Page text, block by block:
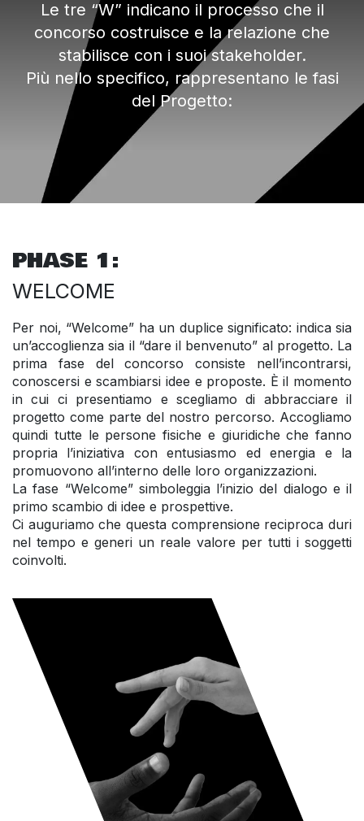
Le tre “W” indicano il processo che il
concorso costruisce e la relazione che
stabilisce con i suoi stakeholder.
Più nello specifico, rappresentano le fasi
del Progetto:
PHASE 1:
WELCOME
Per noi, “Welcome” ha un duplice significato: indica sia
un’accoglienza sia il “dare il benvenuto” al progetto. La
prima fase del concorso consiste nell’incontrarsi,
conoscersi e scambiarsi idee e proposte. È il momento
in cui ci presentiamo e scegliamo di abbracciare il
progetto come parte del nostro percorso. Accogliamo
quindi tutte le persone fisiche e giuridiche che fanno
propria l’iniziativa con entusiasmo ed energia e la
promuovono all’interno delle loro organizzazioni.
La fase “Welcome” simboleggia l’inizio del dialogo e il
primo scambio di idee e prospettive.
Ci auguriamo che questa comprensione reciproca duri
nel tempo e generi un reale valore per tutti i soggetti
coinvolti.